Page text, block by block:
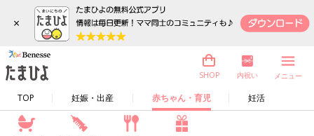
×
TOP 妊娠・出産 赤ちゃん・育児 妊活
SHOP 内祝い メニュー